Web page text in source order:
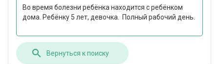
Во время болезни ребёнка находится с ребёнком
дома. Ребёнку 5 лет, девочка. Полный рабочий день.
Вернуться к поиску